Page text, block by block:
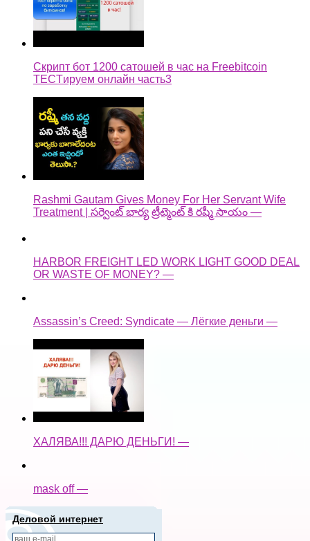
Скрипт бот 1200 сатошей в час на Freebitcoin
TECTируем онлайн часть3
Rashmi Gautam Gives Money For Her Servant Wife
Treatment | సర్వెంట్ భార్య ట్రీట్మెంట్ కి రష్మీ సాయం —
HARBOR FREIGHT LED WORK LIGHT GOOD DEAL
OR WASTE OF MONEY? —
Assassin’s Creed: Syndicate — Лёгкие деньги —
ХАЛЯВА!!! ДАРЮ ДЕНЬГИ! —
mask off —
Деловой интернет